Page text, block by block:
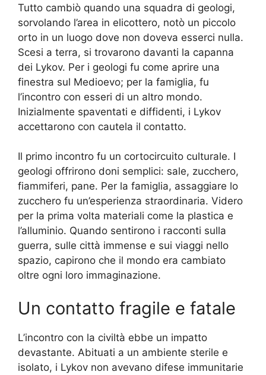
Tutto cambiò quando una squadra di geologi,
sorvolando l’area in elicottero, notò un piccolo
orto in un luogo dove non doveva esserci nulla.
Scesi a terra, si trovarono davanti la capanna
dei Lykov. Per i geologi fu come aprire una
finestra sul Medioevo; per la famiglia, fu
l’incontro con esseri di un altro mondo.
Inizialmente spaventati e diffidenti, i Lykov
accettarono con cautela il contatto.
Il primo incontro fu un cortocircuito culturale. I
geologi offrirono doni semplici: sale, zucchero,
fiammiferi, pane. Per la famiglia, assaggiare lo
zucchero fu un’esperienza straordinaria. Videro
per la prima volta materiali come la plastica e
l’alluminio. Quando sentirono i racconti sulla
guerra, sulle città immense e sui viaggi nello
spazio, capirono che il mondo era cambiato
oltre ogni loro immaginazione.
Un contatto fragile e fatale
L’incontro con la civiltà ebbe un impatto
devastante. Abituati a un ambiente sterile e
isolato, i Lykov non avevano difese immunitarie